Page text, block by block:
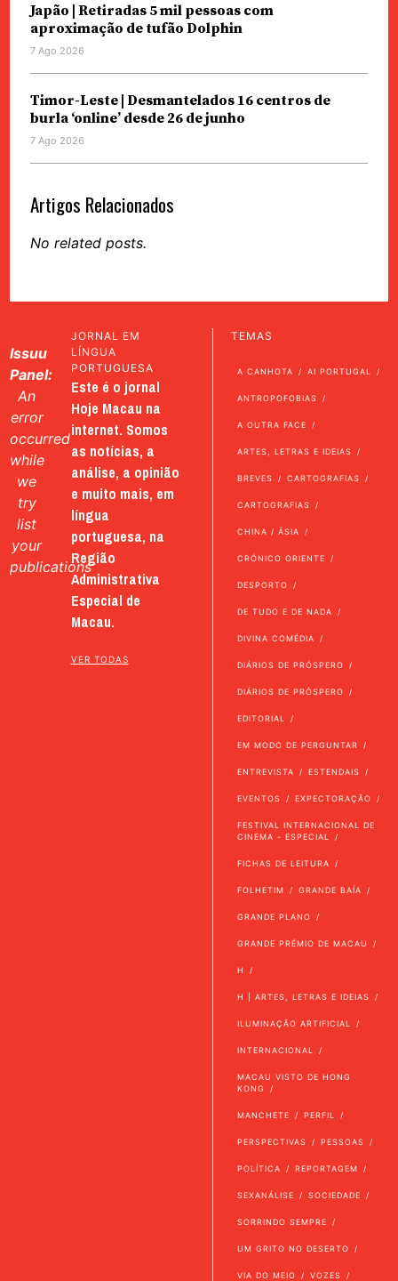
Japão | Retiradas 5 mil pessoas com
aproximação de tufão Dolphin
7 Ago 2026
Timor-Leste | Desmantelados 16 centros de
burla ‘online’ desde 26 de junho
7 Ago 2026
Artigos Relacionados
No related posts.
Issuu
Panel:
An
error
occurred
while
we
try
list
your
publications
JORNAL EM
LÍNGUA
PORTUGUESA
Este é o jornal
Hoje Macau na
internet. Somos
as notícias, a
análise, a opinião
e muito mais, em
língua
portuguesa, na
Região
Administrativa
Especial de
Macau.
VER TODAS
TEMAS
A CANHOTA AI PORTUGAL
ANTROPOFOBIAS
A OUTRA FACE
ARTES, LETRAS E IDEIAS
BREVES CARTOGRAFIAS
CARTOGRAFIAS
CHINA / ÁSIA
CRÓNICO ORIENTE
DESPORTO
DE TUDO E DE NADA
DIVINA COMÉDIA
DIÁRIOS DE PRÓSPERO
DIÁRIOS DE PRÓSPERO
EDITORIAL
EM MODO DE PERGUNTAR
ENTREVISTA ESTENDAIS
EVENTOS EXPECTORAÇÃO
FESTIVAL INTERNACIONAL DE
CINEMA - ESPECIAL
FICHAS DE LEITURA
FOLHETIM GRANDE BAÍA
GRANDE PLANO
GRANDE PRÉMIO DE MACAU
H
H | ARTES, LETRAS E IDEIAS
ILUMINAÇÃO ARTIFICIAL
INTERNACIONAL
MACAU VISTO DE HONG
KONG
MANCHETE PERFIL
PERSPECTIVAS PESSOAS
POLÍTICA REPORTAGEM
SEXANÁLISE SOCIEDADE
SORRINDO SEMPRE
UM GRITO NO DESERTO
VIA DO MEIO VOZES